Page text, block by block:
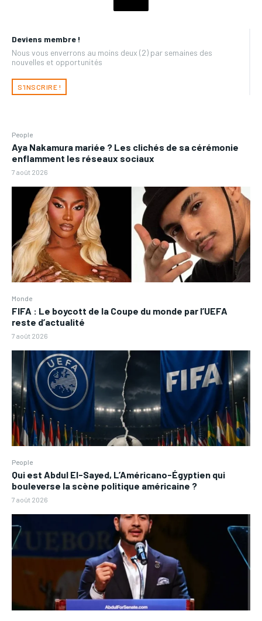
Deviens membre !
Nous vous enverrons au moins deux (2) par semaines des
nouvelles et opportunités
S'INSCRIRE !
People
Aya Nakamura mariée ? Les clichés de sa cérémonie
enflamment les réseaux sociaux
7 août 2026
Monde
FIFA : Le boycott de la Coupe du monde par l’UEFA
reste d’actualité
7 août 2026
People
Qui est Abdul El-Sayed, L’Américano-Égyptien qui
bouleverse la scène politique américaine ?
7 août 2026